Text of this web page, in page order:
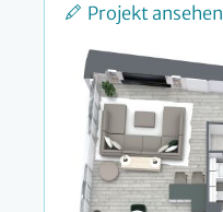
Projekt ansehen